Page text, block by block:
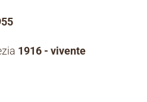
1916 - vivente